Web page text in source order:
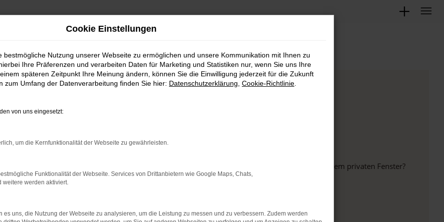
bestimmter Seiten verhindern. Funktioniert die Seite in einem anderen Browser oder in einem privaten Fenster?
beheben.
auf dem neuesten Stand sind.
kann auch dazu führen, dass bestimmte Funktionen nicht mehr unterstützt werden.
Cookie Einstellungen
bestmögliche Nutzung unserer Webseite zu ermöglichen und unsere Kommunikation mit Ihnen zu
Ihre Präferenzen und verarbeiten Daten für Marketing und Statistiken nur, wenn Sie uns Ihre
späteren Zeitpunkt Ihre Meinung ändern, können Sie die Einwilligung jederzeit für die Zukunft
zum Umfang der Datenverarbeitung finden Sie hier: Datenschutzerklärung Cookie-Richtlinie
von uns eingesetzt:
um die Kernfunktionalität der Webseite zu gewährleisten.
Funktionalität der Webseite. Services von Drittanbietern wie Google Maps, Chats,
weitere werden aktiviert.
es uns, die Nutzung der Webseite zu analysieren, um die Leistung zu messen und zu verbessern. Zudem werden